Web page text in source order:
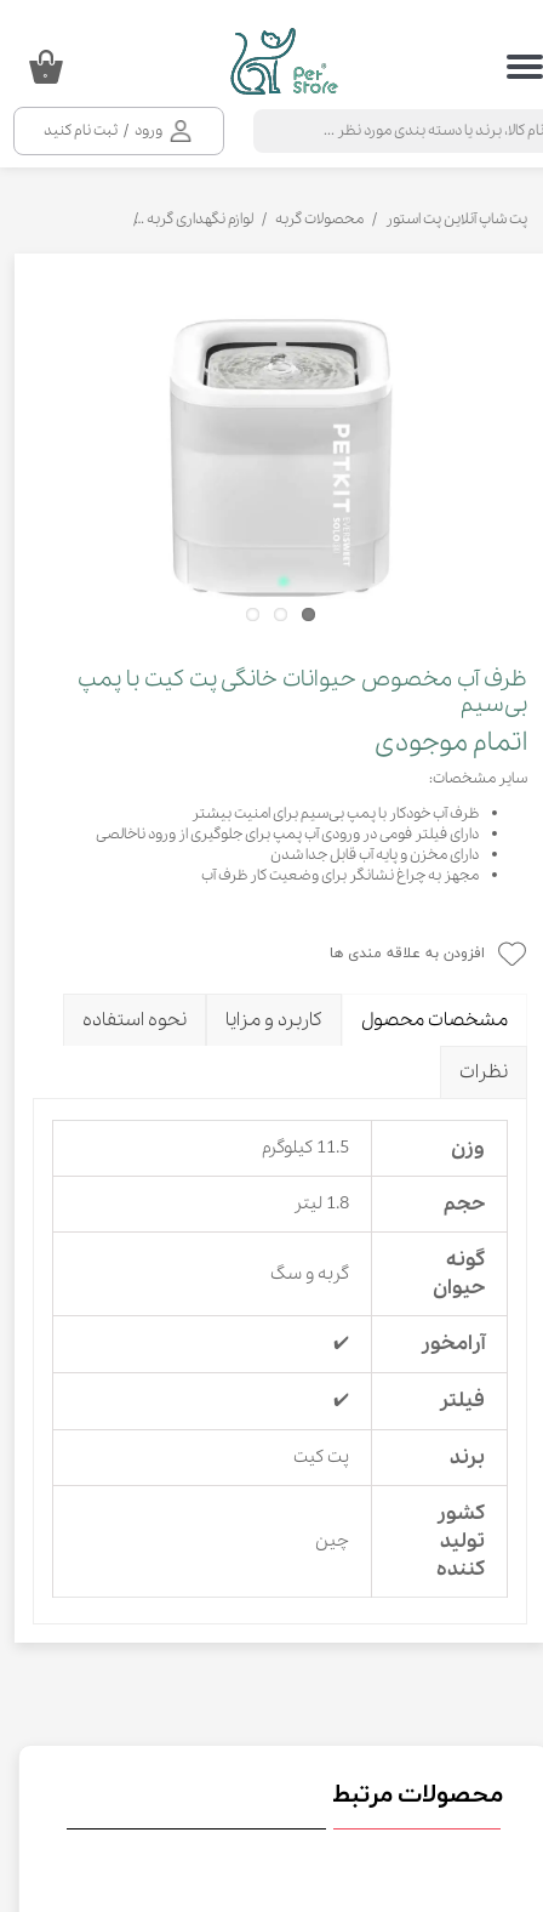
ورود / ثبت نام کنید
حساب کاربری من
خروج از حساب کاربری
۰
پت شاپ آنلاین پت استور محصولات گربه لوازم نگهداری گربه
ظرف آب مخصوص حیوانات خانگی پت کیت با پمپ
بی‌سیم
اتمام موجودی
سایر مشخصات:
ظرف آب خودکار با پمپ بی‌سیم برای امنیت بیشتر
دارای فیلتر فومی در ورودی آب پمپ برای جلوگیری از ورود ناخالصی
دارای مخزن و پایه آب قابل جدا شدن
مجهز به چراغ نشانگر برای وضعیت کار ظرف آب
افزودن به علاقه مندی ها
مشخصات محصول کاربرد و مزایا
نحوه استفاده
نظرات
وزن 11.5 کیلوگرم
حجم 1.8 لیتر
گونه
حیوان
گربه و سگ
آرامخور ✔️
فیلتر ✔️
برند پت کیت
کشور
تولید
کننده
چین
محصولات مرتبط